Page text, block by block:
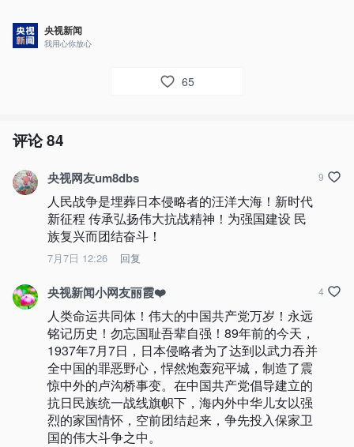
央视新闻
我用心你放心
65
评论84
央视网友um8dbs
人民战争是埋葬日本侵略者的汪洋大海！新时代
新征程 传承弘扬伟大抗战精神！为强国建设 民
族复兴而团结奋斗！
7月7日 12:26 回复
9
央视新闻小网友丽霞❤️
人类命运共同体！伟大的中国共产党万岁！永远
铭记历史！勿忘国耻吾辈自强！89年前的今天，
1937年7月7日，日本侵略者为了达到以武力吞并
全中国的罪恶野心，悍然炮轰宛平城，制造了震
惊中外的卢沟桥事变。在中国共产党倡导建立的
抗日民族统一战线旗帜下，海内外中华儿女以强
烈的家国情怀，空前团结起来，争先投入保家卫
国的伟大斗争之中。
4